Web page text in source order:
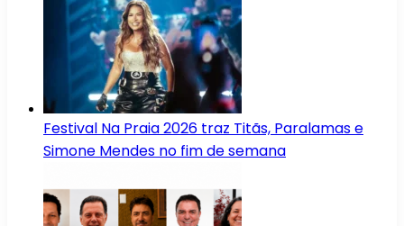
Festival Na Praia 2026 traz Titãs, Paralamas e
Simone Mendes no fim de semana